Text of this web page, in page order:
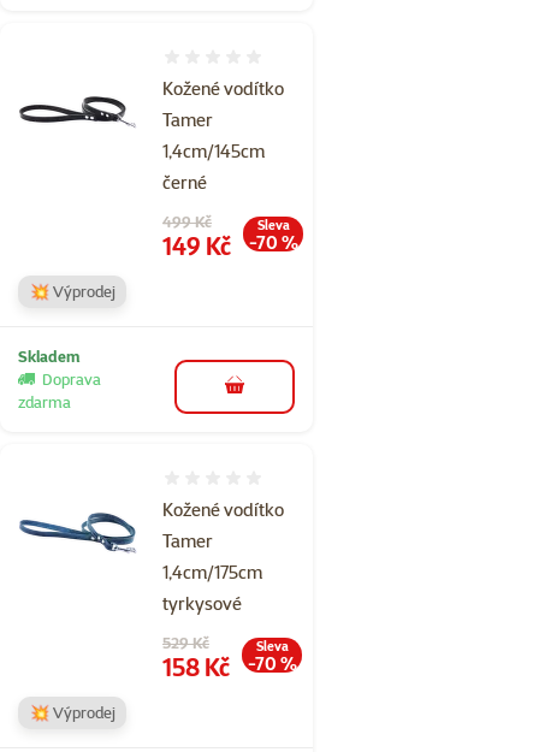
Kožené vodítko
Tamer
1,4cm/145cm
černé
Původní cena
499 Kč
Cena
149 Kč
Sleva
-70 %
💥 Výprodej
Skladem
Doprava
zdarma
do košíku
Kožené vodítko
Tamer
1,4cm/175cm
tyrkysové
Původní cena
529 Kč
Cena
158 Kč
Sleva
-70 %
💥 Výprodej